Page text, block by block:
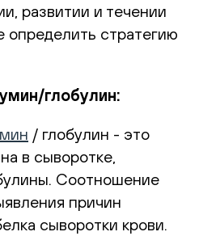
развитии и течении
определить стратегию
глобулин:
/ глобулин - это
в сыворотке,
Соотношение
причин
сыворотки крови.